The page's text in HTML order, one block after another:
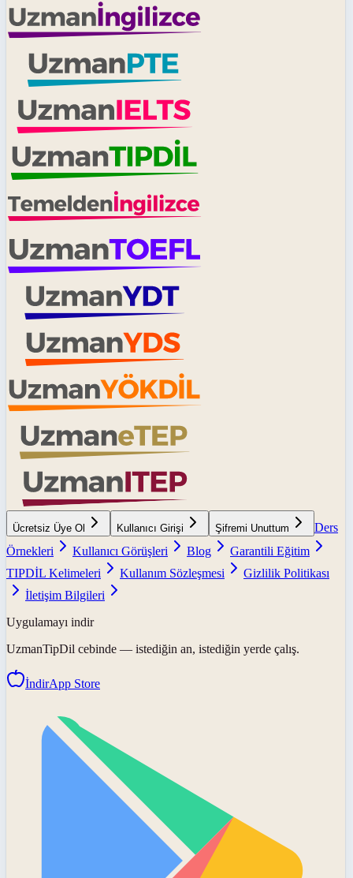
Ücretsiz Üye Ol Kullanıcı Girişi Şifremi Unuttum
Ders
Örnekleri
Kullanıcı Görüşleri Blog
Garantili Eğitim
TIPDİL Kelimeleri
Kullanım Sözleşmesi
Gizlilik Politikası
İletişim Bilgileri
Uygulamayı indir
UzmanTipDil cebinde — istediğin an, istediğin yerde çalış.
İndirApp Store